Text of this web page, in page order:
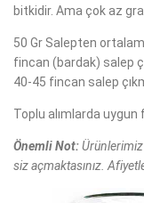
bitkidir. Ama çok az
50 Gr Salepten
fincan (bardak) salep
40-45 fincan salep
Toplu alımlarda
Önemli Not:
siz açmaktasınız.